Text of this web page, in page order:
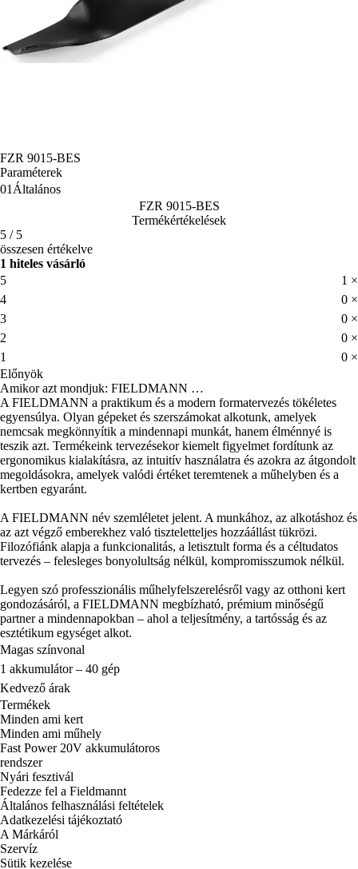
FZR 9015-BES
Paraméterek
01 Általános
FZR 9015-BES
Termékértékelések
5 / 5
összesen értékelve
1 hiteles vásárló
5
1 ×
4
0 ×
3
0 ×
2
0 ×
1
0 ×
Előnyök
Amikor azt mondjuk: FIELDMANN …
A FIELDMANN a praktikum és a modern formatervezés tökéletes
egyensúlya. Olyan gépeket és szerszámokat alkotunk, amelyek
nemcsak megkönnyítik a mindennapi munkát, hanem élménnyé is
teszik azt. Termékeink tervezésekor kiemelt figyelmet fordítunk az
ergonomikus kialakításra, az intuitív használatra és azokra az átgondolt
megoldásokra, amelyek valódi értéket teremtenek a műhelyben és a
kertben egyaránt.
A FIELDMANN név szemléletet jelent. A munkához, az alkotáshoz és
az azt végző emberekhez való tiszteletteljes hozzáállást tükrözi.
Filozófiánk alapja a funkcionalitás, a letisztult forma és a céltudatos
tervezés – felesleges bonyolultság nélkül, kompromisszumok nélkül.
Legyen szó professzionális műhelyfelszerelésről vagy az otthoni kert
gondozásáról, a FIELDMANN megbízható, prémium minőségű
partner a mindennapokban – ahol a teljesítmény, a tartósság és az
esztétikum egységet alkot.
Magas színvonal
1 akkumulátor – 40 gép
Kedvező árak
Termékek
Minden ami kert
Minden ami műhely
Fast Power 20V akkumulátoros
rendszer
Nyári fesztivál
Fedezze fel a Fieldmannt
Általános felhasználási feltételek
Adatkezelési tájékoztató
A Márkáról
Szervíz
Sütik kezelése